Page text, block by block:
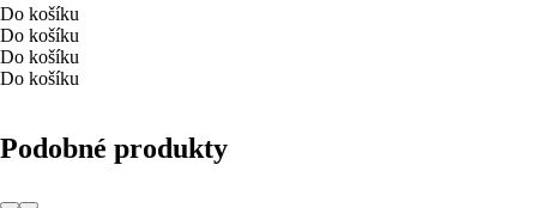
Do košíku
Do košíku
Do košíku
Do košíku
Podobné produkty